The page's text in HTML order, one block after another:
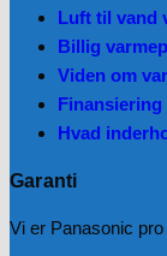
Luft til vand
Billig
Viden om
Finansiering
Hvad
Garanti
Vi er Panasonic